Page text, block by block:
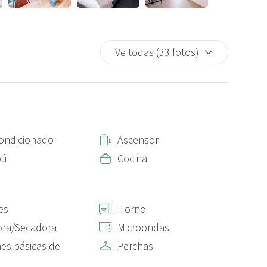
Ve todas (33 fotos)
Ascensor
Cocina
Horno
Secadora
Microondas
básicas de
Perchas